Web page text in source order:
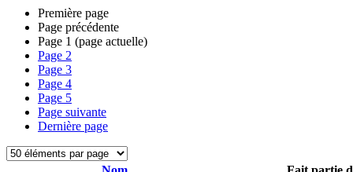
Première page
Page précédente
Page 1 (page actuelle)
Page 2
Page 3
Page 4
Page 5
Page suivante
Dernière page